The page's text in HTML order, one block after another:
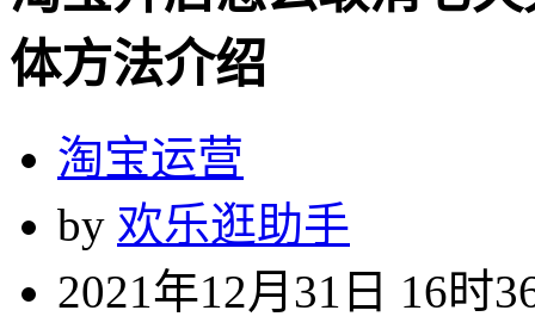
体方法介绍
淘宝运营
by 欢乐逛助手
2021年12月31日 16时